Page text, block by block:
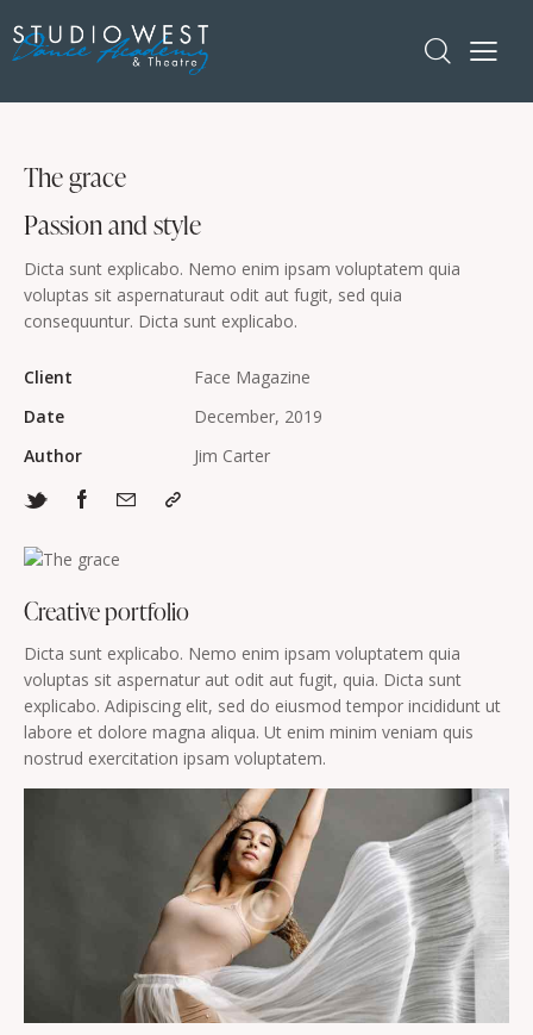
The grace
Creative portfolio
Dicta sunt explicabo. Nemo enim ipsam voluptatem quia
voluptas sit aspernatur aut odit aut fugit, quia. Dicta sunt
explicabo. Adipiscing elit, sed do eiusmod tempor incididunt ut
labore et dolore magna aliqua. Ut enim minim veniam quis
nostrud exercitation ipsam voluptatem.
Passion and style
Dicta sunt explicabo. Nemo enim ipsam voluptatem quia
voluptas sit aspernaturaut odit aut fugit, sed quia
consequuntur. Dicta sunt explicabo.
Client
Face Magazine
Date
December, 2019
Author
Jim Carter